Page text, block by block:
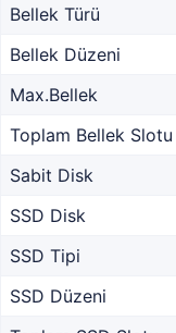
Bellek Türü
Bellek Düzeni
Max.Bellek
Toplam Bellek Slotu
Sabit Disk
SSD Disk
SSD Tipi
SSD Düzeni